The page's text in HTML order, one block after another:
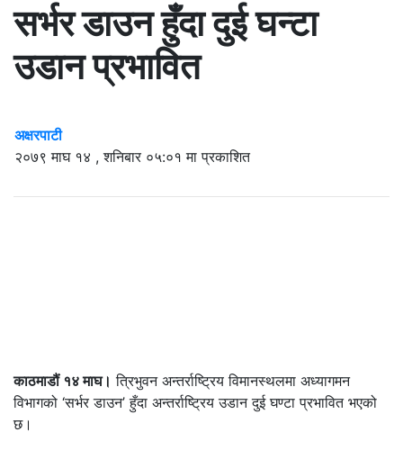
सर्भर डाउन हुँदा दुई घन्टा
उडान प्रभावित
अक्षरपाटी
२०७९ माघ १४ , शनिबार ०५:०१ मा प्रकाशित
काठमाडौं १४ माघ। त्रिभुवन अन्तर्राष्ट्रिय विमानस्थलमा अध्यागमन
विभागको ‘सर्भर डाउन’ हुँदा अन्तर्राष्ट्रिय उडान दुई घण्टा प्रभावित भएको
छ।